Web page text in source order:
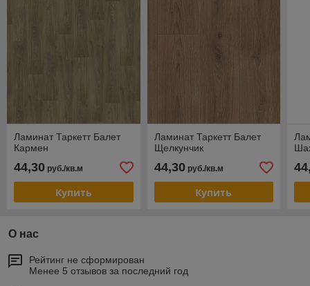
Ламинат Таркетт Балет
Кармен
44,30 руб./кв.м
Купить
Ламинат Таркетт Балет
Щелкунчик
44,30руб./кв.м
Купить
О нас
Рейтинг не сформирован
Менее 5 отзывов за последний год